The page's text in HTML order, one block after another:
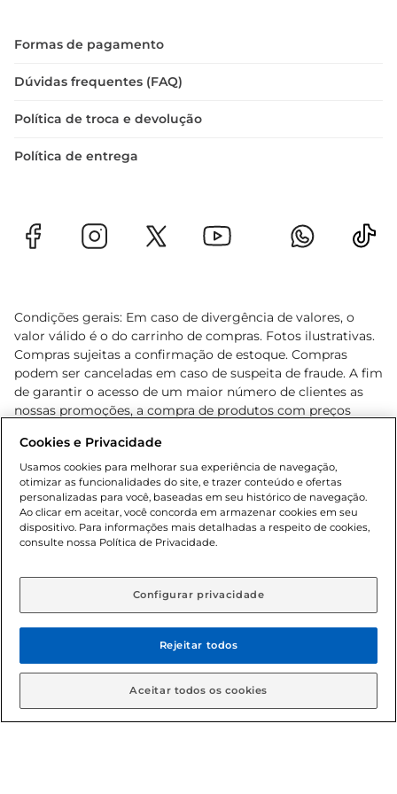
Formas de pagamento
Dúvidas frequentes (FAQ)
Política de troca e devolução
Política de entrega
Condições gerais: Em caso de divergência de valores, o
valor válido é o do carrinho de compras. Fotos ilustrativas.
Compras sujeitas a confirmação de estoque. Compras
podem ser canceladas em caso de suspeita de fraude. A fim
de garantir o acesso de um maior número de clientes as
nossas promoções, a compra de produtos com preços
cliente. Os preços, ofertas e condições são exclusivos para
o e-commerce e válidos durante o dia de hoje, podendo
sofrer alterações sem prévia notificação. Proibida a venda
de bebidas alcoólicas para menores de 18 anos, conforme
Lei n.º 8069/90, art. 81, inciso II (Estatuto da Criança e do
Adolescente). Preços e condições exclusivos para o
aviso prévio. O valor mínimo para as compras on-line é de
© 2026 Copyright. Todos os direitos
reservados Gbarbosa.
Cookies e Privacidade
Usamos cookies para melhorar sua experiência de navegação,
otimizar as funcionalidades do site, e trazer conteúdo e ofertas
personalizadas para você, baseadas em seu histórico de navegação.
Ao clicar em aceitar, você concorda em armazenar cookies em seu
dispositivo. Para informações mais detalhadas a respeito de cookies,
consulte nossa Política de Privacidade.
Configurar privacidade
Rejeitar todos
Aceitar todos os cookies